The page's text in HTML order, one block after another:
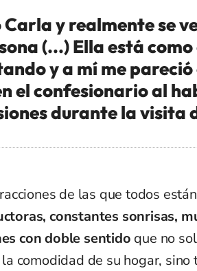
Carla y realmente se
(...) Ella está
y a mí me
el confesionario al
durante la visita
de las que todos
constantes sonrisas,
con doble sentido que no
comodidad de su hogar,